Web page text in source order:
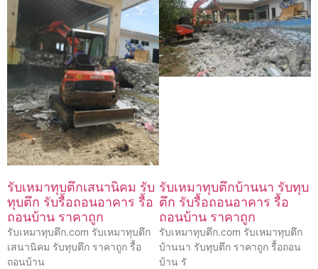
รับเหมาทุบตึกเสนานิคม รับ
ทุบตึก รับรื้อถอนอาคาร รื้อ
ถอนบ้าน ราคาถูก
รับเหมาทุบตึก.com รับเหมาทุบตึก
เสนานิคม รับทุบตึก ราคาถูก รื้อ
ถอนบ้าน
รับเหมาทุบตึกบ้านนา รับทุบ
ตึก รับรื้อถอนอาคาร รื้อ
ถอนบ้าน ราคาถูก
รับเหมาทุบตึก.com รับเหมาทุบตึก
บ้านนา รับทุบตึก ราคาถูก รื้อถอน
บ้าน รั